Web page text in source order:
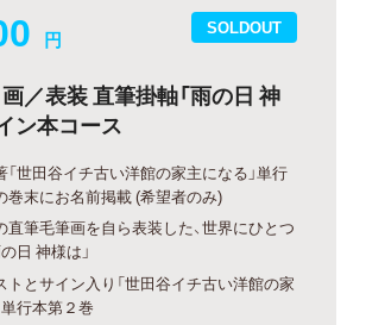
SOLDOUT
円
／表装 直筆掛軸「雨の日 神
ン本コース
「世田谷イチ古い洋館の家主になる」単行
巻末にお名前掲載 (希望者のみ)
直筆毛筆画を自ら表装した、世界にひとつ
日 神様は」
トとサイン入り「世田谷イチ古い洋館の家
単行本第２巻